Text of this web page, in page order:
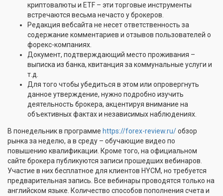
криптовалюты и ETF – эти торговые инструменты
встречаются весьма нечасто у брокеров.
Редакция вебсайта не несет ответственность за
содержание комментариев и отзывов пользователей о
форекс-компаниях.
Документ, подтверждающий место проживания –
выписка из банка, квитанция за коммунальные услуги и
т.д.
Для того чтобы убедиться в этом или опровергнуть
данное утверждение, нужно подробно изучить
деятельность брокера, акцентируя внимание на
объективных фактах и независимых наблюдениях.
В понедельник в программе https://forex-review.ru/обзор
рынка за неделю, а в среду – обучающие видео по
повышению квалификации. Кроме того, на официальном
сайте брокера публикуются записи прошедших вебинаров.
Участие в них бесплатное для клиентов HYCM, но требуется
предварительная запись. Все вебинары проводятся только на
английском языке. Количество способов пополнения счета и